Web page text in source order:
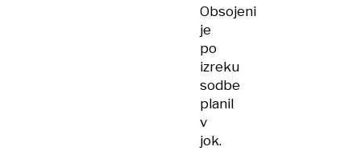
Obsojeni
je
po
izreku
sodbe
planil
v
jok.